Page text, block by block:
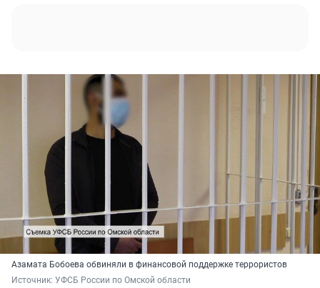
Азамата Бобоева обвиняли в финансовой поддержке террористов
Источник: УФСБ России по Омской области